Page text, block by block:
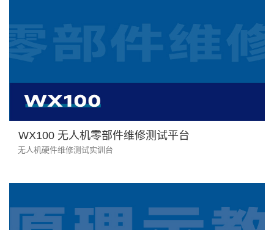
WX100 无人机零部件维修测试平台
无人机硬件维修测试实训台